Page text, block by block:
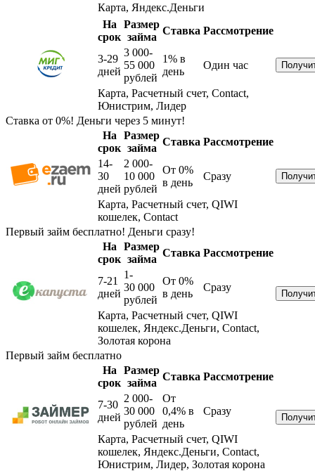
Карта, Яндекс.Деньги
На
срок
Размер
займа
Ставка Рассмотрение
3-29
дней
3 000-
55 000
рублей
1% в
день
Один час
Карта, Расчетный счет, Contact,
Юнистрим, Лидер
Ставка от 0%! Деньги через 5 минут!
На
срок
Размер
займа
Ставка Рассмотрение
14-
30
дней
2 000-
10 000
рублей
От 0%
в день
Сразу
Карта, Расчетный счет, QIWI
кошелек, Contact
Первый займ бесплатно! Деньги сразу!
На
срок
Размер
займа
Ставка Рассмотрение
7-21
дней
1-
30 000
рублей
От 0%
в день
Сразу
Карта, Расчетный счет, QIWI
кошелек, Яндекс.Деньги, Contact,
Золотая корона
Первый займ бесплатно
На
срок
Размер
займа
Ставка Рассмотрение
7-30
дней
2 000-
30 000
рублей
От
0,4% в
день
Сразу
Карта, Расчетный счет, QIWI
кошелек, Яндекс.Деньги, Contact,
Юнистрим, Лидер, Золотая корона